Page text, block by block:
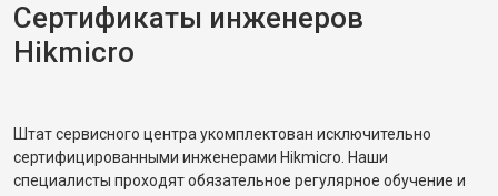
Сертификаты инженеров
Hikmicro
Штат сервисного центра укомплектован исключительно
сертифицированными инженерами Hikmicro. Наши
специалисты проходят обязательное регулярное обучение и